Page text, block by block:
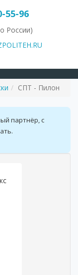
55-96
России)
СПТ - Пилон
партнёр, с